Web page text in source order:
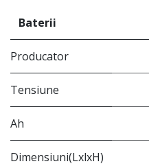
Baterii
Producator
Tensiune
Ah
Dimensiuni(LxlxH)